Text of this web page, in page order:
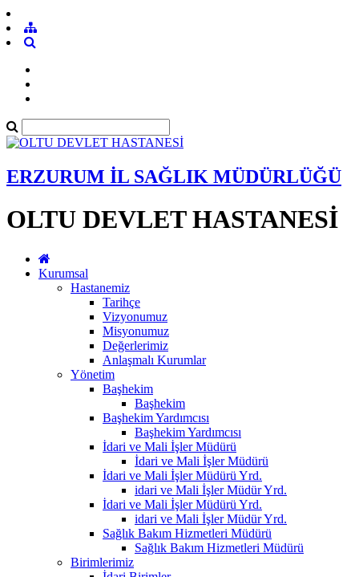
ERZURUM İL SAĞLIK MÜDÜRLÜĞÜ
OLTU DEVLET HASTANESİ
Kurumsal
Hastanemiz
Tarihçe
Vizyonumuz
Misyonumuz
Değerlerimiz
Anlaşmalı Kurumlar
Yönetim
Başhekim
Başhekim
Başhekim Yardımcısı
Başhekim Yardımcısı
İdari ve Mali İşler Müdürü
İdari ve Mali İşler Müdürü
İdari ve Mali İşler Müdürü Yrd.
idari ve Mali İşler Müdür Yrd.
İdari ve Mali İşler Müdürü Yrd.
idari ve Mali İşler Müdür Yrd.
Sağlık Bakım Hizmetleri Müdürü
Sağlık Bakım Hizmetleri Müdürü
Birimlerimiz